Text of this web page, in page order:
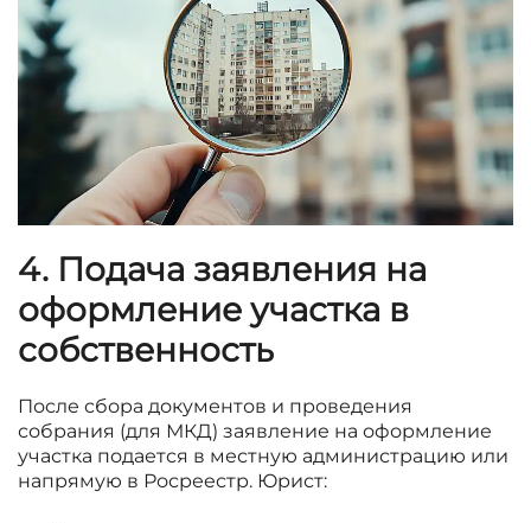
4. Подача заявления на
оформление участка в
собственность
После сбора документов и проведения
собрания (для МКД) заявление на оформление
участка подается в местную администрацию или
напрямую в Росреестр. Юрист: